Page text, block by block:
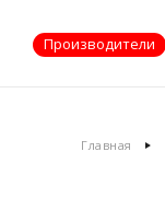
Производители
Главная